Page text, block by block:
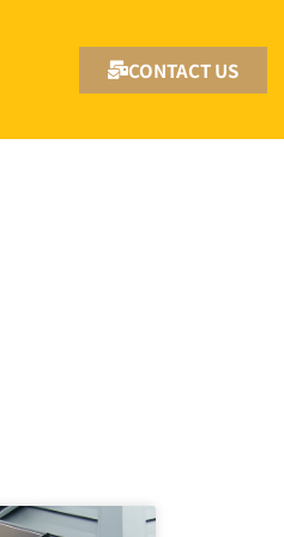
CONTACT US